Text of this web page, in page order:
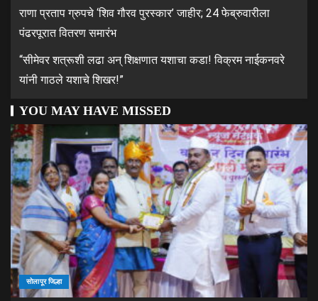
राणा प्रताप ग्रुपचे ‘शिव गौरव पुरस्कार’ जाहीर; 24 फेब्रुवारीला
पंढरपूरात वितरण समारंभ
“सीमेवर शत्रूशी लढा अन् शिक्षणात यशाचा कडा! विक्रम नाईकनवरे
यांनी गाठले यशाचे शिखर!”
YOU MAY HAVE MISSED
सोलापूर जिल्हा